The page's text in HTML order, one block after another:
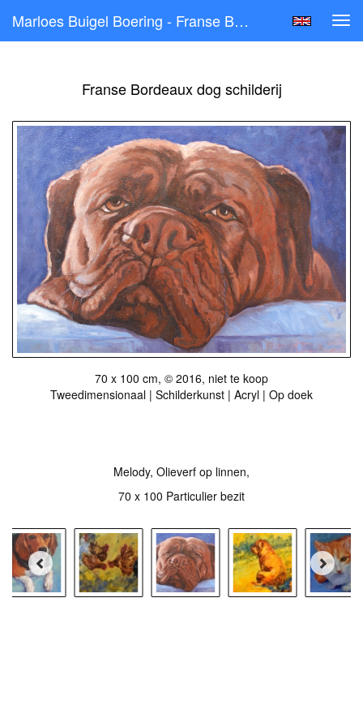
Marloes Buigel Boering - Franse Bordeaux Dog Schilderij
Franse Bordeaux dog schilderij
70 x 100 cm, © 2016, niet te koop
Tweedimensionaal | Schilderkunst | Acryl | Op doek
Melody, Olieverf op linnen,
70 x 100 Particulier bezit